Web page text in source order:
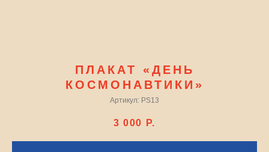
ПЛАКАТ «ДЕНЬ
КОСМОНАВТИКИ»
Артикул: PS13
3 000 Р.